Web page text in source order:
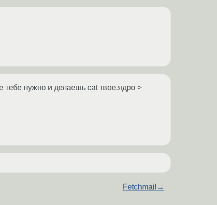
тебе нужно и делаешь cat твое.ядро >
Fetchmail →